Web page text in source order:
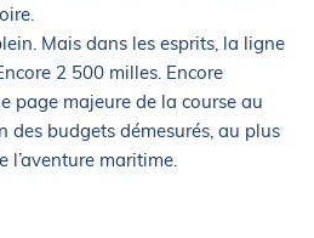
Mais dans les esprits, la ligne
2 500 milles. Encore
page majeure de la course au
des budgets démesurés, au plus
l’aventure maritime.